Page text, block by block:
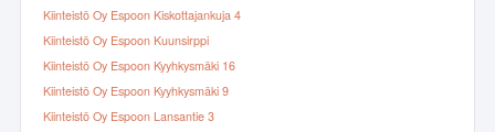
Kiinteistö Oy Espoon Kiskottajankuja 4
Kiinteistö Oy Espoon Kuunsirppi
Kiinteistö Oy Espoon Kyyhkysmäki 16
Kiinteistö Oy Espoon Kyyhkysmäki 9
Kiinteistö Oy Espoon Lansantie 3